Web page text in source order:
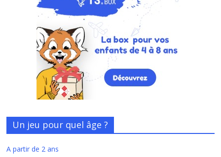
Un jeu pour quel âge ?
A partir de 2 ans